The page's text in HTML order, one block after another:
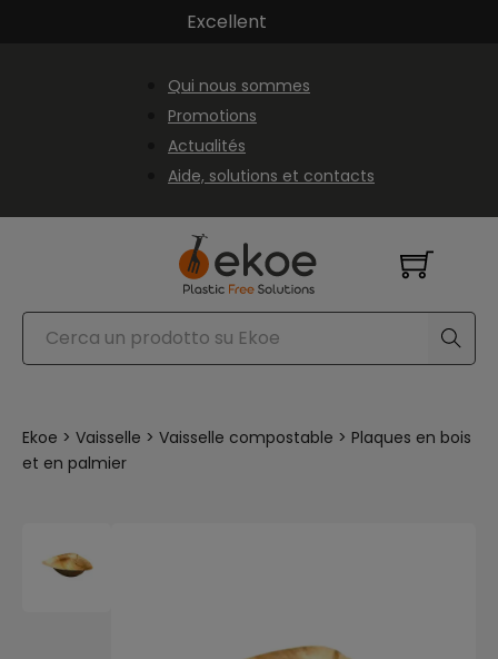
Passer au contenu principal
Passer au pied de page
Excellent
Qui nous sommes
Promotions
Actualités
Aide, solutions et contacts
Rechercher
Ekoe > Vaisselle > Vaisselle compostable > Plaques en bois
et en palmier